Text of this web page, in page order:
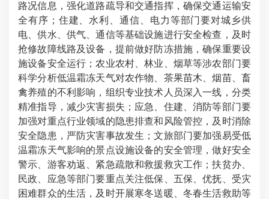
路况信息，强化道路疏导和交通指挥，确保交通运输安
全有序；住建、水利、通信、电力等部门要对城乡供
电、供水、供气、通信等基础设施进行安全检查，及时
抢修故障线路及设备，提前做好防冻措施，确保重要设
施设备安全运行；农业农村、林业、烟草等涉农部门要
科学分析低温霜冻天气对农作物、茶果苗木、烟苗、畜
禽养殖的不利影响，组织专业技术人员深入一线，分类
精准指导，减少灾害损失；应急、住建、消防等部门要
加强对重点行业领域的隐患排查和风险管控，及时消除
安全隐患，严防灾害事故发生；文旅部门要加强易受低
温霜冻天气影响的景点设施设备的安全管理，做好安全
警示、游客劝返、紧急疏散和救援救灾工作；扶贫办、
民政、应急等部门要重点关注低保、五保、优抚、受灾
困难群众的生活，及时开展寒冬送暖、冬春生活救助等